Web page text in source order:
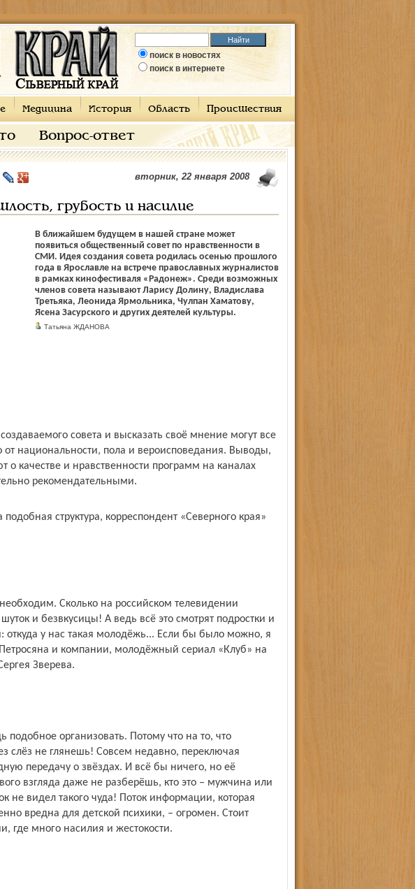
поиск в новостях
поиск в интернете
Медицина История Область Происшествия
Вопрос-ответ
вторник, 22 января 2008
грубость и насилие
В ближайшем будущем в нашей стране может
появиться общественный совет по нравственности в
СМИ. Идея создания совета родилась осенью прошлого
года в Ярославле на встрече православных журналистов
в рамках кинофестиваля «Радонеж». Среди возможных
членов совета называют Ларису Долину, Владислава
Третьяка, Леонида Ярмольника, Чулпан Хаматову,
Яcена Засурского и других деятелей культуры.
Татьяна ЖДАНОВА
совета и высказать своё мнение могут все
национальности, пола и вероисповедания. Выводы,
о качестве и нравственности программ на каналах
рекомендательными.
структура, корреспондент «Северного края»
Сколько на российском телевидении
и безвкусицы! А ведь всё это смотрят подростки и
откуда у нас такая молодёжь... Если бы было можно, я
и компании, молодёжный сериал «Клуб» на
Зверева.
подобное организовать. Потому что на то, что
слёз не глянешь! Совсем недавно, переключая
передачу о звёздах. И всё бы ничего, но её
взгляда даже не разберёшь, кто это – мужчина или
не видел такого чуда! Поток информации, которая
вредна для детской психики, – огромен. Стоит
где много насилия и жестокости.